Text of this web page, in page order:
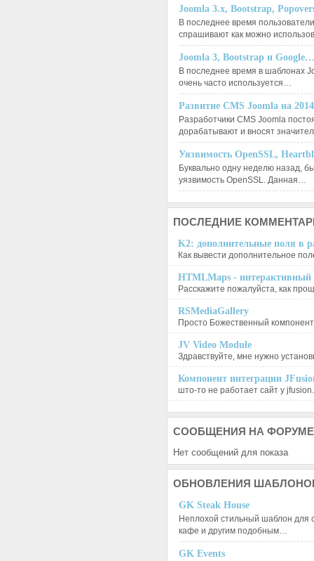
Joomla 3.x, Bootstrap,
В последнее время
спрашивают как можно
Joomla 3, Bootstrap и Google…
В последнее время в шаблонах
очень часто используется…
Развитие CMS Joomla на
Разработчики CMS Joomla
дорабатывают и вносят
Уязвимость OpenSSL,
Буквально одну неделю назад,
уязвимость OpenSSL. Данная…
ПОСЛЕДНИЕ
K2: дополнительные поля в
Как вывести дополнительное
HTMLMaps - интерактивный
Расскажите пожалуйста, как
RSMediaGallery
Просто Божественный
JV Video Module
Здравствуйте, мне нужно
Компонент интеграции
што-то не работает сайт у
СООБЩЕНИЯ НА ФОРУМЕ
Нет сообщений для показа
ОБНОВЛЕНИЯ
GK Steak House
Неплохой стильный шаблон для
кафе и другим подобным…
GK Events